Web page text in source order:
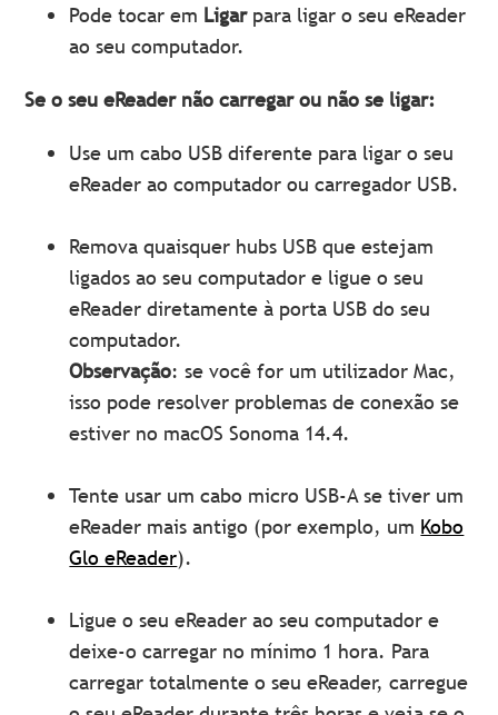
Pode tocar em Ligarpara ligar o seu eReader
ao seu computador.
Se o seu eReader não carregar ou não se ligar:
Use um cabo USB diferente para ligar o seu
eReader ao computador ou carregador USB.
Remova quaisquer hubs USB que estejam
ligados ao seu computador e ligue o seu
eReader diretamente à porta USB do seu
computador.
Observação: se você for um utilizador Mac,
isso pode resolver problemas de conexão se
estiver no macOS Sonoma 14.4.
Tente usar um cabo micro USB-A se tiver um
eReader mais antigo (por exemplo, um Kobo
Glo eReader).
Ligue o seu eReader ao seu computador e
deixe-o carregar no mínimo 1 hora. Para
carregar totalmente o seu eReader, carregue